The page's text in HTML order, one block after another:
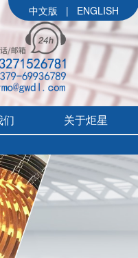
中文版 | ENGLISH
们 关于炬星
参展信息
炬星大事记
企业文化